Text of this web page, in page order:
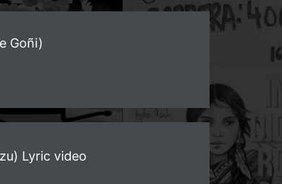
Goñi)
Lyric video